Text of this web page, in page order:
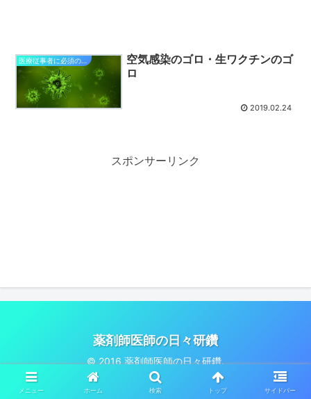
空気感染のゴロ・生ワクチンのゴ
ロ
2019.02.24
スポンサーリンク
薬剤師医師の日々研鑽
© 2016 薬剤師医師の日々研鑽.
メニュー ホーム 検索 トップ サイドバー